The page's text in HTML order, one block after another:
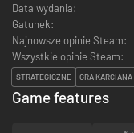
Data wydania:
Gatunek:
Najnowsze opinie Steam:
Wszystkie opinie Steam:
STRATEGICZNE GRA KARCIANA
Game features